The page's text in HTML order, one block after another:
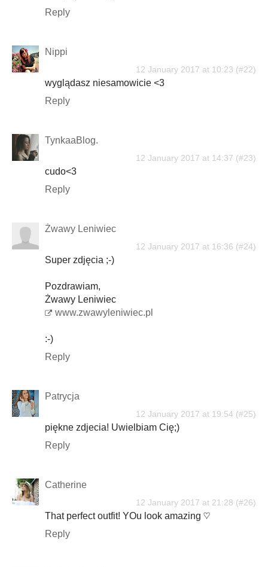
Reply
Nippi
12 January 2017 at 10:23
wyglądasz niesamowicie <3
Reply
TynkaaBlog.
12 January 2017 at 14:37
cudo<3
Reply
Żwawy Leniwiec
12 January 2017 at 16:36
Super zdjęcia ;-)
Pozdrawiam,
Żwawy Leniwiec
www.zwawyleniwiec.pl
:-)
Reply
Patrycja
12 January 2017 at 19:54
piękne zdjecia! Uwielbiam Cię;)
Reply
Catherine
12 January 2017 at 21:28
That perfect outfit! YOu look amazing ♡
Reply